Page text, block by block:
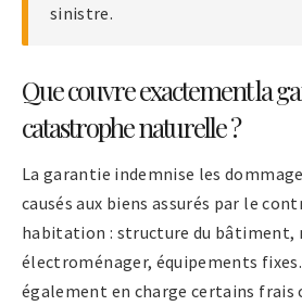
sinistre.
Que couvre exactement la
catastrophe naturelle ?
La garantie indemnise les
causés aux biens assurés par le
habitation : structure du bâtiment,
électroménager, équipements
également en charge certains frais